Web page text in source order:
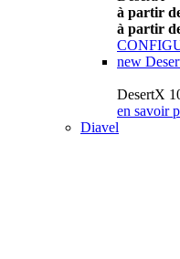
à partir
à partir
new
DesertX
en savoir
Diavel